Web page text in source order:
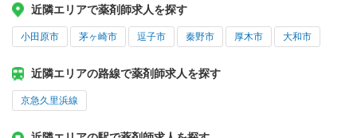
近隣エリアで薬剤師求人を探す
小田原市 茅ヶ崎市 逗子市 秦野市 厚木市 大和市
近隣エリアの路線で薬剤師求人を探す
京急久里浜線